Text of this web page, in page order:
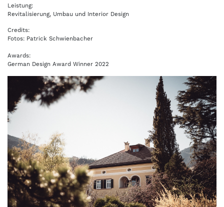
Leistung:
Revitalisierung, Umbau und Interior Design
Credits:
Fotos: Patrick Schwienbacher
Awards:
German Design Award Winner 2022